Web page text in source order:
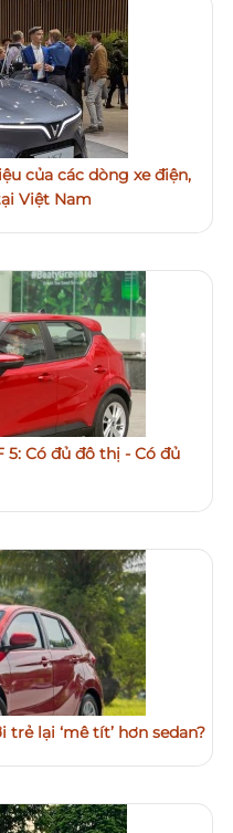
của các dòng xe điện,
Việt Nam
Có đủ đô thị - Có đủ
lại ‘mê tít’ hơn sedan?